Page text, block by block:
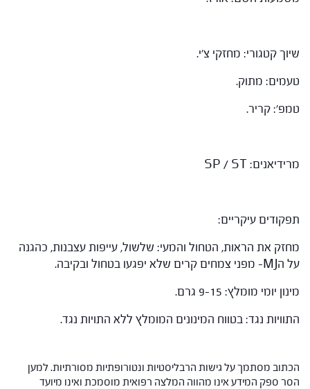
שיוך קטגורי: מחזקי צ'י.
טעמים: מתוק.
טמפ': קריר.
מרידיאנים: SP / ST
תפקודים עיקריים:
מחזק את הראות, הטחול והמעי: שלשול, עייפות עצבנות, כהגנה
על הMJ- מפני צמחים קרים שלא יפגעו בטחול ובקיבה.
מינון יומי מומלץ: 9-15 גרם.
התוויות נגד: בטווח המינונים המומלץ ללא התויות נגד.
הכתוב מסתמך על גישות הרבליסטיות ונטורופתיות מסורתיות. למען
הסר ספק המידע אינו מהווה המלצה רפואית מוסמכת ואינו מיועד